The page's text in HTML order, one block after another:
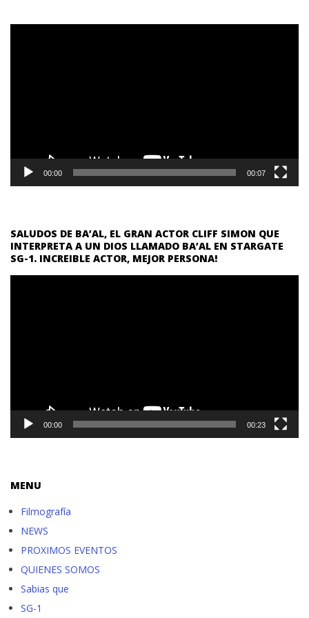
00:00 00:07
SALUDOS DE BA’AL, EL GRAN ACTOR CLIFF SIMON QUE
INTERPRETA A UN DIOS LLAMADO BA’AL EN STARGATE
SG-1. INCREIBLE ACTOR, MEJOR PERSONA!
00:00 00:23
MENU
Filmografía
NEWS
PROXIMOS EVENTOS
QUIENES SOMOS
Sabias que
SG-1